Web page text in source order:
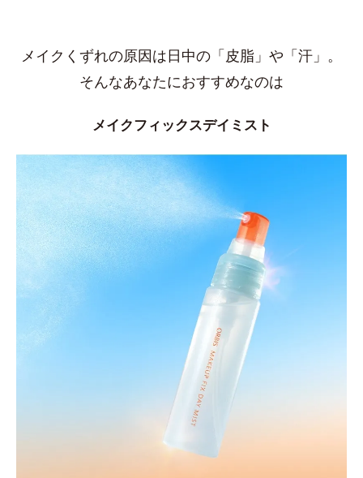
メイクくずれの原因は日中の「皮脂」や「汗」。
そんなあなたにおすすめなのは
メイクフィックスデイミスト